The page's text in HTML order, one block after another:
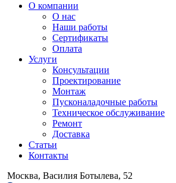
О компании
О нас
Наши работы
Сертификаты
Оплата
Услуги
Консультации
Проектирование
Монтаж
Пусконаладочные работы
Техническое обслуживание
Ремонт
Доставка
Статьи
Контакты
Москва, Василия Ботылева, 52